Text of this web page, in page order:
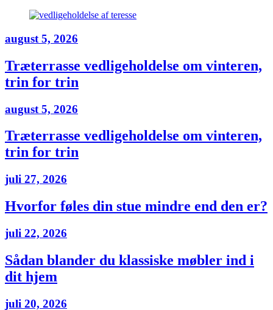
august 5, 2026
Træterrasse vedligeholdelse om vinteren,
trin for trin
august 5, 2026
Træterrasse vedligeholdelse om vinteren,
trin for trin
juli 27, 2026
Hvorfor føles din stue mindre end den er?
juli 22, 2026
Sådan blander du klassiske møbler ind i
dit hjem
juli 20, 2026